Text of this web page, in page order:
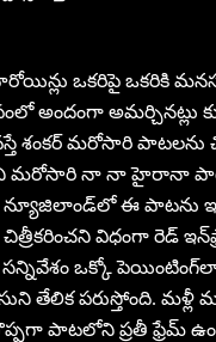
ఒక‌రిపై ఒక‌రికి
అందంగా అమ‌ర్చిన‌ట్లు
శంక‌ర్ మ‌రోసారి పాట‌ల‌ను
మ‌రోసారి నా నా హైరానా
న్యూజిలాండ్‌లో ఈ
చిత్రీక‌రించ‌ని విధంగా రెడ్
స‌న్నివేశం ఒక్కో
తేలిక ప‌రుస్తోంది. మ‌ళ్లీ
పాట‌లోని ప్ర‌తీ ఫ్రేమ్